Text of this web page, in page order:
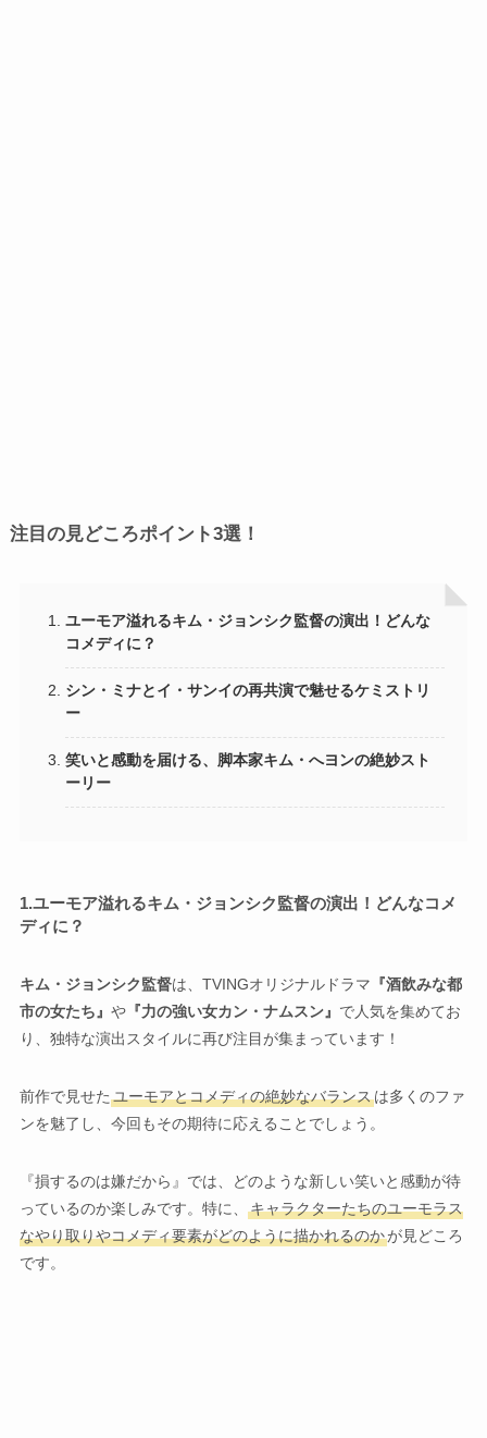
注目の見どころポイント3選！
ユーモア溢れるキム・ジョンシク監督の演出！どんな
コメディに？
シン・ミナとイ・サンイの再共演で魅せるケミストリ
ー
笑いと感動を届ける、脚本家キム・へヨンの絶妙スト
ーリー
1.ユーモア溢れるキム・ジョンシク監督の演出！どんなコメ
ディに？
キム・ジョンシク監督は、TVINGオリジナルドラマ 『酒飲みな都
市の女たち』 や『力の強い女カン・ナムスン』 で人気を集めてお
り、独特な演出スタイルに再び注目が集まっています！
前作で見せた ユーモアとコメディの絶妙なバランスは多くのファ
ンを魅了し、今回もその期待に応えることでしょう。
『損するのは嫌だから』では、どのような新しい笑いと感動が待
っているのか楽しみです。特に、
キャラクターたちのユーモラス
なやり取りやコメディ要素がどのように描かれるのかが見どころ
です。